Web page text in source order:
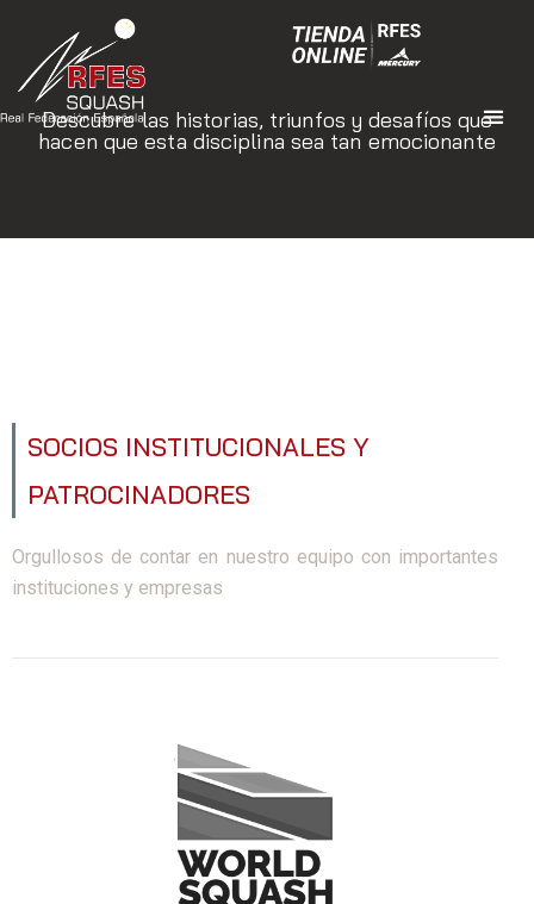
Descubre las historias, triunfos y desafíos que
hacen que esta disciplina sea tan emocionante
SOCIOS INSTITUCIONALES Y
PATROCINADORES
Orgullosos de contar en nuestro equipo con importantes
instituciones y empresas